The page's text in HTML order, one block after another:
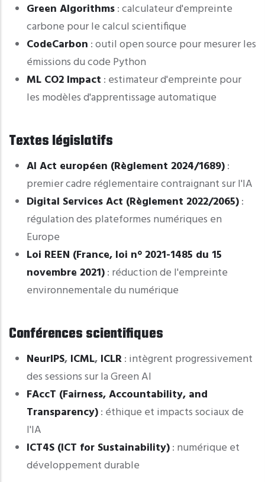
Green Algorithms: calculateur d'empreinte
carbone pour le calcul scientifique
CodeCarbon : outil open source pour mesurer les
émissions du code Python
ML CO2 Impact : estimateur d'empreinte pour
les modèles d'apprentissage automatique
Textes législatifs
AI Act européen (Règlement 2024/1689):
premier cadre réglementaire contraignant sur l'IA
Digital Services Act (Règlement 2022/2065):
régulation des plateformes numériques en
Europe
Loi REEN (France, loi n° 2021-1485 du 15
novembre 2021): réduction de l'empreinte
environnementale du numérique
Conférences scientifiques
NeurIPS, ICML, ICLR: intègrent progressivement
des sessions sur la Green AI
FAccT (Fairness, Accountability, and
Transparency): éthique et impacts sociaux de
l'IA
ICT4S (ICT for Sustainability): numérique et
développement durable